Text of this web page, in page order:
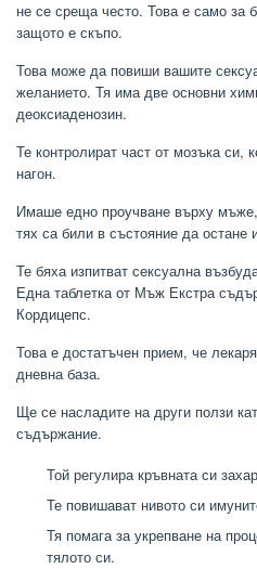
не се среща често. Това е само за
защото е скъпо.
Това може да повиши вашите
желанието. Тя има две основни
деоксиаденозин.
Те контролират част от мозъка си,
нагон.
Имаше едно проучване върху
тях са били в състояние да остане
Те бяха изпитват сексуална
Една таблетка от Мъж Екстра
Кордицепс.
Това е достатъчен прием, че
дневна база.
Ще се насладите на други ползи
съдържание.
Той регулира кръвната си
Те повишават нивото си
Тя помага за укрепване на
тялото си.